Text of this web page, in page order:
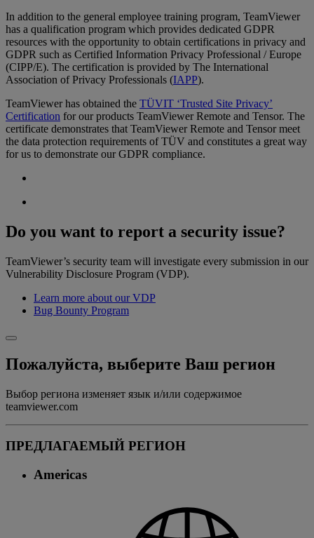
In addition to the general employee training program, TeamViewer
has a qualification program which provides dedicated GDPR
resources with the opportunity to obtain certifications in privacy and
GDPR such as Certified Information Privacy Professional / Europe
(CIPP/E). The certification is provided by The International
Association of Privacy Professionals (IAPP).
TeamViewer has obtained the TÜVIT ‘Trusted Site Privacy’
Certification for our products TeamViewer Remote and Tensor. The
certificate demonstrates that TeamViewer Remote and Tensor meet
the data protection requirements of TÜV and constitutes a great way
for us to demonstrate our GDPR compliance.
Do you want to report a security issue?
TeamViewer’s security team will investigate every submission in our
Vulnerability Disclosure Program (VDP).
Learn more about our VDP
Bug Bounty Program
Пожалуйста, выберите Ваш регион
Выбор региона изменяет язык и/или содержимое
teamviewer.com
ПРЕДЛАГАЕМЫЙ РЕГИОН
Americas